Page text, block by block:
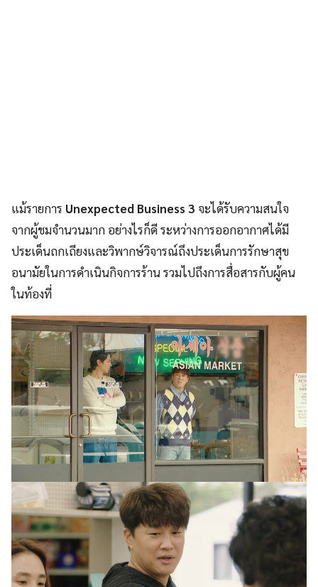
แม้รายการ Unexpected Business 3 จะได้รับความสนใจ
จากผู้ชมจำนวนมาก อย่างไรก็ดี ระหว่างการออกอากาศได้มี
ประเด็นถกเถียงและวิพากษ์วิจารณ์ถึงประเด็นการรักษาสุข
อนามัยในการดำเนินกิจการร้าน รวมไปถึงการสื่อสารกับผู้คน
ในท้องที่